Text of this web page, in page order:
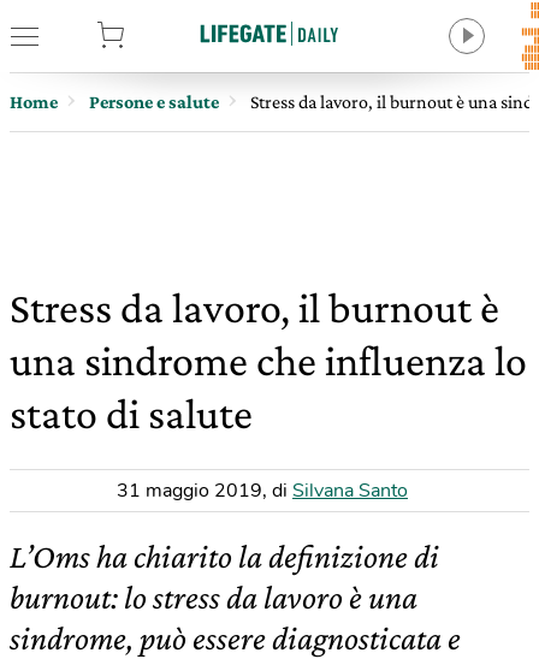
Home Persone e salute Stress da lavoro, il burnout è una
Stress da lavoro, il burnout è
una sindrome che influenza lo
stato di salute
31 maggio 2019, di Silvana Santo
L’Oms ha chiarito la definizione di
burnout: lo stress da lavoro è una
sindrome, può essere diagnosticata e